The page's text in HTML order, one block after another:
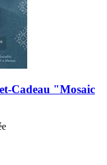
​Cadeau "Mosaic